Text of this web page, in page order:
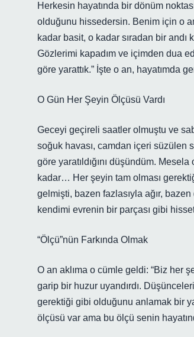
Herkesin hayatında bir dönüm
olduğunu hissedersin. Benim için o
kadar basit, o kadar sıradan bir
Gözlerimi kapadım ve içimden dua
göre yarattık.” İşte o an, hayatımda
O Gün Her Şeyin Ölçüsü Vardı
Geceyi geçireli saatler olmuştu ve
soğuk havası, camdan içeri süzülen
göre yaratıldığını düşündüm.
kadar… Her şeyin tam olması
gelmişti, bazen fazlasıyla ağır,
kendimi evrenin bir parçası gibi
“Ölçü”nün Farkında Olmak
O an aklıma o cümle geldi: “Biz her
garip bir huzur uyandırdı.
gerektiği gibi olduğunu anlamak bir
ölçüsü var ama bu ölçü senin